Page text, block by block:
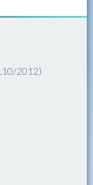
2012)